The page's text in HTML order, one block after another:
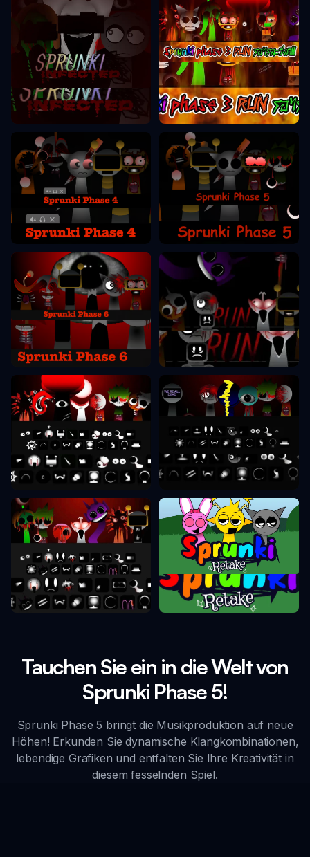
Sprunki Phase 2
Sprunki Phase 3
Sprunki Phase 4 Sprunki Phase 5
Sprunki Phase 6
Sprunki Phase 7
Sprunki Phase 8 Sprunki Phase 9
Sprunki Phase 10 Sprunki Retake
Tauchen Sie ein in die Welt von
Sprunki Phase 5!
Sprunki Phase 5 bringt die Musikproduktion auf neue
Höhen! Erkunden Sie dynamische Klangkombinationen,
lebendige Grafiken und entfalten Sie Ihre Kreativität in
diesem fesselnden Spiel.